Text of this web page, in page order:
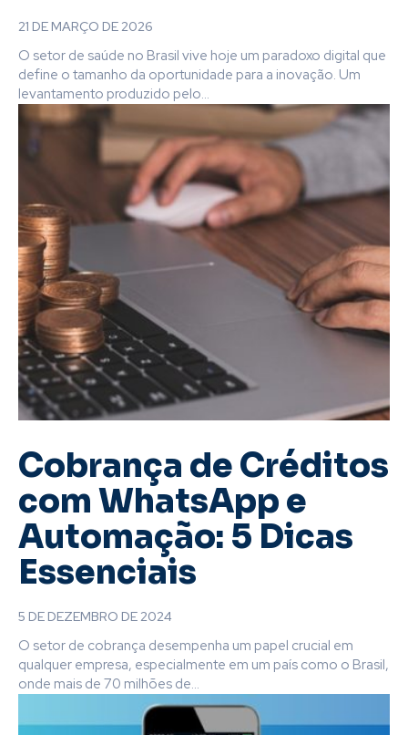
21 DE MARÇO DE 2026
O setor de saúde no Brasil vive hoje um paradoxo digital que
define o tamanho da oportunidade para a inovação. Um
levantamento produzido pelo...
Cobrança de Créditos
com WhatsApp e
Automação: 5 Dicas
Essenciais
5 DE DEZEMBRO DE 2024
O setor de cobrança desempenha um papel crucial em
qualquer empresa, especialmente em um país como o Brasil,
onde mais de 70 milhões de...